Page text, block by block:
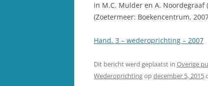
in M.C. Mulder en A. Noordegraaf
(Zoetermeer: Boekencentrum,
Hand. 3 – wederoprichting – 2007
Dit bericht werd geplaatst in Overige
Wederoprichtingopdecember 5, 2015